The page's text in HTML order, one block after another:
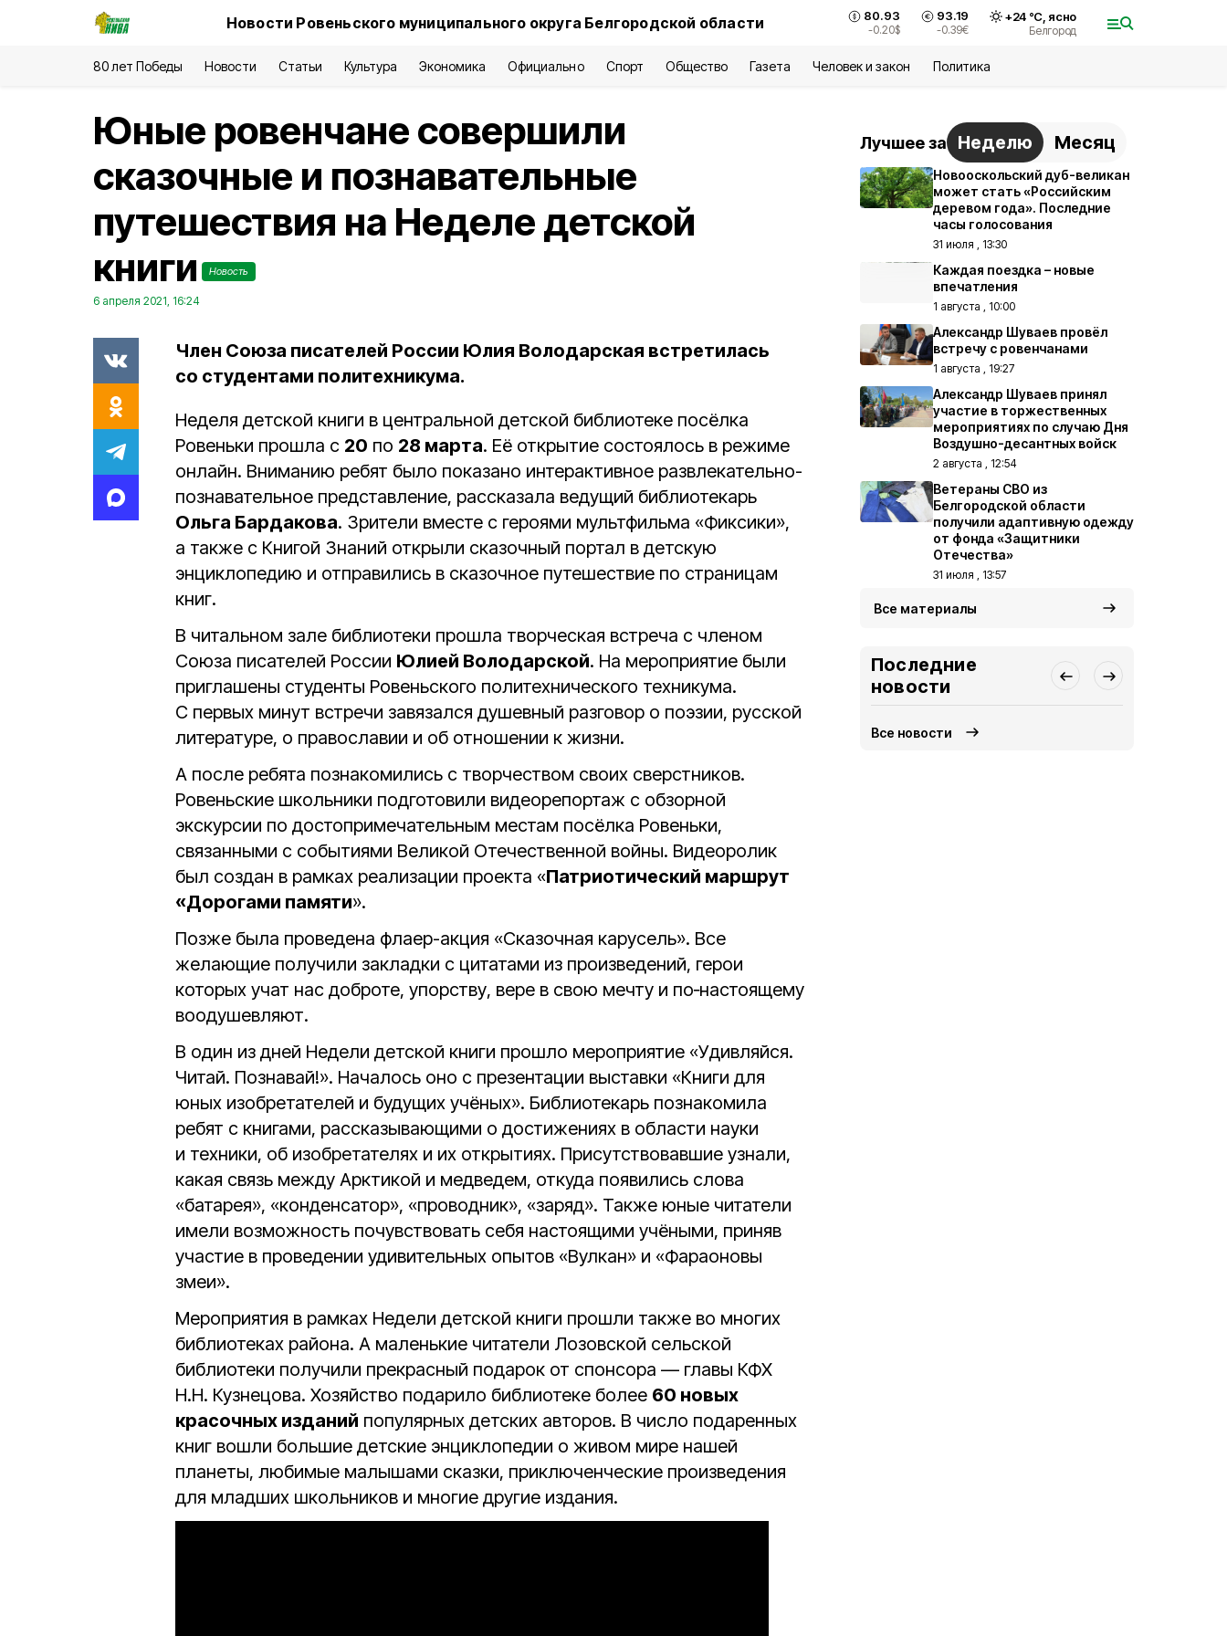
Новости Ровеньского муниципального округа Белгородской области 80.93
-0.20$
93.19
-0.39€
+24°С, ясно
Белгород
80 лет Победы Новости Статьи Культура Экономика Официально Спорт Общество Газета Человек и закон Политика
Юные ровенчане совершили
сказочные и познавательные
путешествия на Неделе детской
книги
Новость
6 апреля 2021, 16:24
Член Союза писателей России Юлия Володарская встретилась
со студентами политехникума.
Неделя детской книги в центральной детской библиотеке посёлка
Ровеньки прошла с 20 по 28 марта. Её открытие состоялось в режиме
онлайн. Вниманию ребят было показано интерактивное развлекательно-
познавательное представление, рассказала ведущий библиотекарь
Ольга Бардакова. Зрители вместе с героями мультфильма «Фиксики»,
а также с Книгой Знаний открыли сказочный портал в детскую
энциклопедию и отправились в сказочное путешествие по страницам
книг.
В читальном зале библиотеки прошла творческая встреча с членом
Союза писателей России Юлией Володарской. На мероприятие были
приглашены студенты Ровеньского политехнического техникума.
С первых минут встречи завязался душевный разговор о поэзии, русской
литературе, о православии и об отношении к жизни.
А после ребята познакомились с творчеством своих сверстников.
Ровеньские школьники подготовили видеорепортаж с обзорной
экскурсии по достопримечательным местам посёлка Ровеньки,
связанными с событиями Великой Отечественной войны. Видеоролик
был создан в рамках реализации проекта «Патриотический маршрут
«Дорогами памяти».
Позже была проведена флаер-акция «Сказочная карусель». Все
желающие получили закладки с цитатами из произведений, герои
которых учат нас доброте, упорству, вере в свою мечту и по‑настоящему
воодушевляют.
В один из дней Недели детской книги прошло мероприятие «Удивляйся.
Читай. Познавай!». Началось оно с презентации выставки «Книги для
юных изобретателей и будущих учёных». Библиотекарь познакомила
ребят с книгами, рассказывающими о достижениях в области науки
и техники, об изобретателях и их открытиях. Присутствовавшие узнали,
какая связь между Арктикой и медведем, откуда появились слова
«батарея», «конденсатор», «проводник», «заряд». Также юные читатели
имели возможность почувствовать себя настоящими учёными, приняв
участие в проведении удивительных опытов «Вулкан» и «Фараоновы
змеи».
Мероприятия в рамках Недели детской книги прошли также во многих
библиотеках района. А маленькие читатели Лозовской сельской
библиотеки получили прекрасный подарок от спонсора — главы КФХ
Н.Н. Кузнецова. Хозяйство подарило библиотеке более 60 новых
красочных изданий популярных детских авторов. В число подаренных
книг вошли большие детские энциклопедии о живом мире нашей
планеты, любимые малышами сказки, приключенческие произведения
для младших школьников и многие другие издания.
Лучшее за Неделю Месяц
Новооскольский дуб-великан
может стать «Российским
деревом года». Последние
часы голосования
31 июля , 13:30
Каждая поездка – новые
впечатления
1 августа , 10:00
Александр Шуваев провёл
встречу с ровенчанами
1 августа , 19:27
Александр Шуваев принял
участие в торжественных
мероприятиях по случаю Дня
Воздушно-десантных войск
2 августа , 12:54
Ветераны СВО из
Белгородской области
получили адаптивную одежду
от фонда «Защитники
Отечества»
31 июля , 13:57
Все материалы
Последние
новости
Все новости